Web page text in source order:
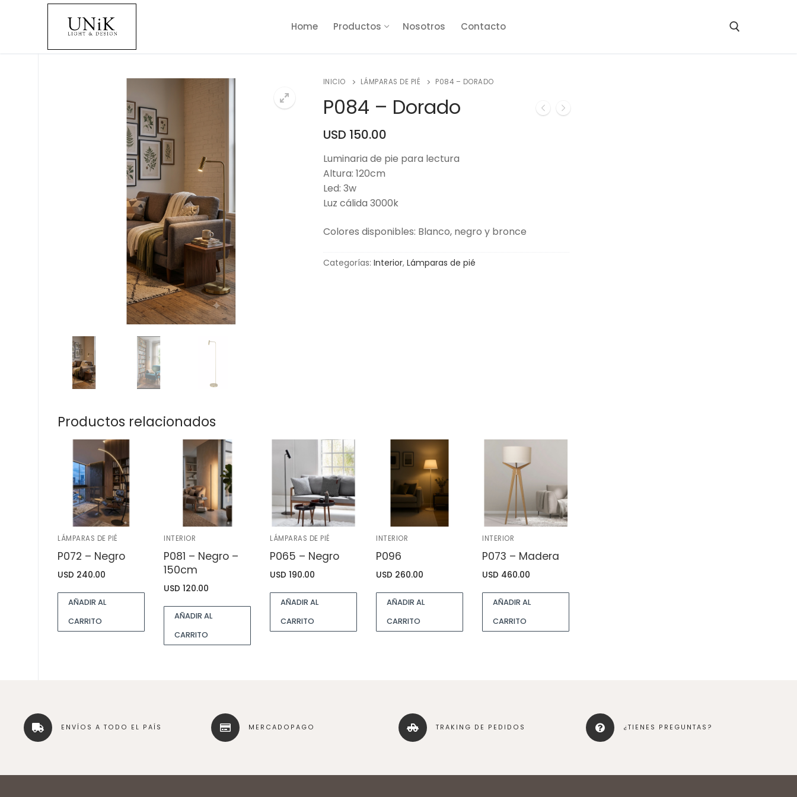
Home Productos Nosotros Contacto
INICIO LÁMPARAS DE PIÉ P084 – DORADO
P084 – Dorado
USD 150.00
Luminaria de pie para lectura
Altura: 120cm
Led: 3w
Luz cálida 3000k
Colores disponibles: Blanco, negro y bronce
Categorías: Interior, Lámparas de pié
Productos relacionados
LÁMPARAS DE PIÉ
P072 – Negro
USD 240.00
AÑADIR AL
CARRITO
INTERIOR
P081 – Negro –
150cm
USD 120.00
AÑADIR AL
CARRITO
LÁMPARAS DE PIÉ
P065 – Negro
USD 190.00
AÑADIR AL
CARRITO
INTERIOR
P096
USD 260.00
AÑADIR AL
CARRITO
INTERIOR
P073 – Madera
USD 460.00
AÑADIR AL
CARRITO
ENVÍOS A TODO EL PAÍS MERCADOPAGO TRAKING DE PEDIDOS ¿TIENES PREGUNTAS?